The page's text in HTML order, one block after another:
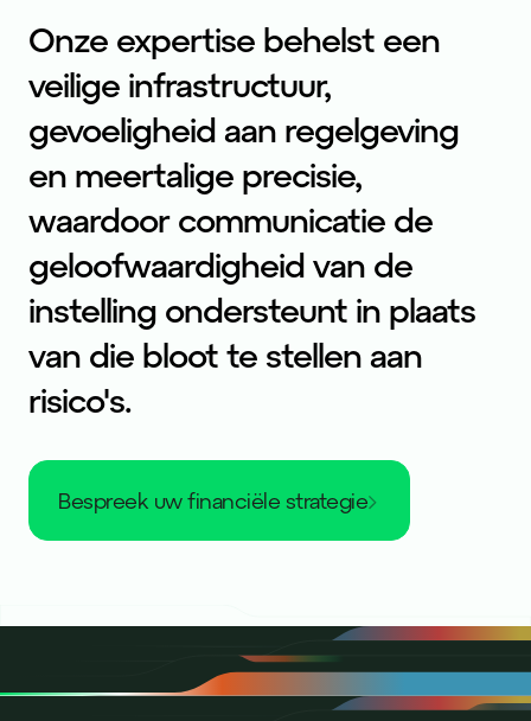
Onze expertise behelst een
veilige infrastructuur,
gevoeligheid aan regelgeving
en meertalige precisie,
waardoor communicatie de
geloofwaardigheid van de
instelling ondersteunt in plaats
van die bloot te stellen aan
risico's.
bespreek uw financiële strategie